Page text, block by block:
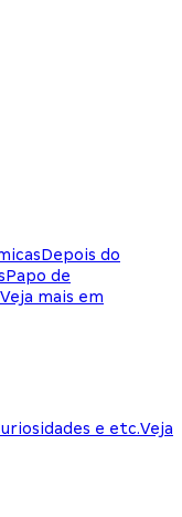
Depois do
Papo de
Veja mais em
e etc.Veja